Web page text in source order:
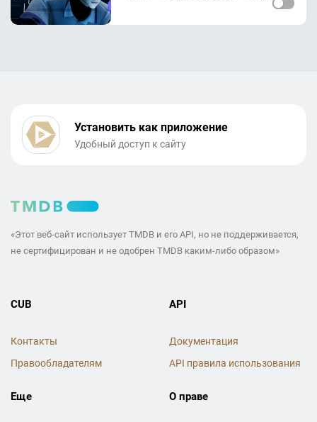
Установить как приложение
Удобный доступ к сайту
«Этот веб-сайт использует TMDB и его API, но не поддерживается,
не сертифицирован и не одобрен TMDB каким-либо образом»
CUB
Контакты
Правообладателям
API
Документация
API правила использования
Еще О праве